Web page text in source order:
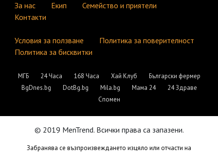
За нас Екип
Семейство и приятели
Контакти
Условия за ползване
Политика за поверителност
Политика за бисквитки
МГБ 24 Часа 168 Часа Хай Клуб
Български фермер
BgDnes.bg
DotBg.bg Mila.bg Мама 24
24 Здраве
Спомен
© 2019 MenTrend. Всички права са запазени.
Забранява се възпроизвеждането изцяло или отчасти на